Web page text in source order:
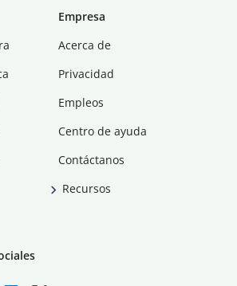
Empresa
Acerca de
Privacidad
Empleos
Centro de ayuda
Contáctanos
Recursos